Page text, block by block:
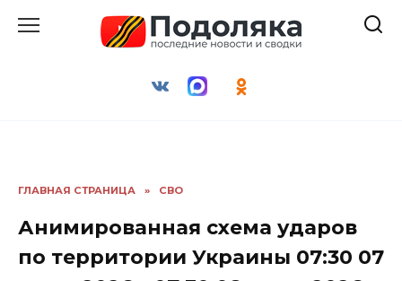
ГЛАВНАЯ СТРАНИЦА » СВО
Анимированная схема ударов
по территории Украины 07:30 07